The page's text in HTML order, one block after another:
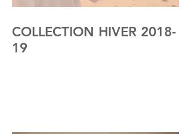
COLLECTION HIVER 2018-
19